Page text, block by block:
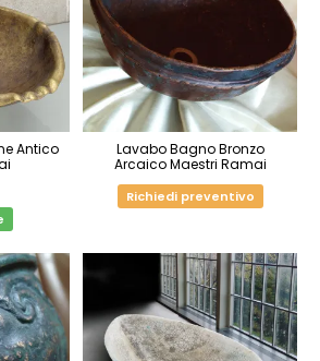
Antico
Lavabo Bagno Bronzo
Arcaico Maestri Ramai
Richiedi preventivo